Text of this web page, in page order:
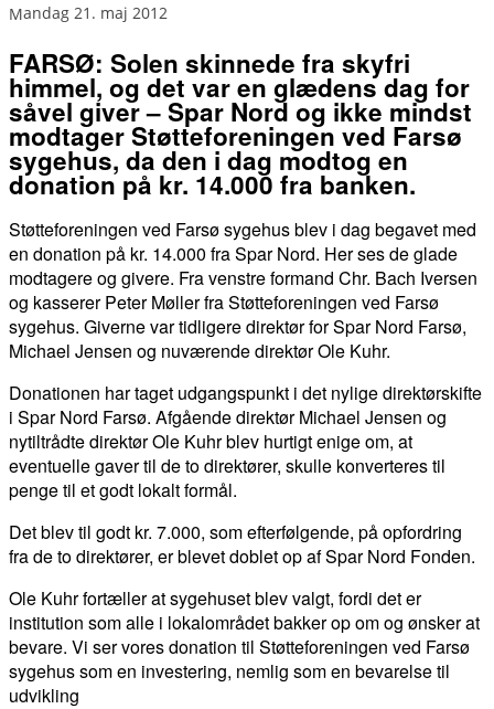
mandag 21. maj 2012
FARSØ: Solen skinnede fra skyfri
himmel, og det var en glædens dag for
såvel giver – Spar Nord og ikke mindst
modtager Støtteforeningen ved Farsø
sygehus, da den i dag modtog en
donation på kr. 14.000 fra banken.
Støtteforeningen ved Farsø sygehus blev i dag begavet med
en donation på kr. 14.000 fra Spar Nord. Her ses de glade
modtagere og givere. Fra venstre formand Chr. Bach Iversen
og kasserer Peter Møller fra Støtteforeningen ved Farsø
sygehus. Giverne var tidligere direktør for Spar Nord Farsø,
Michael Jensen og nuværende direktør Ole Kuhr.
Donationen har taget udgangspunkt i det nylige direktørskifte
i Spar Nord Farsø. Afgående direktør Michael Jensen og
nytiltrådte direktør Ole Kuhr blev hurtigt enige om, at
eventuelle gaver til de to direktører, skulle konverteres til
penge til et godt lokalt formål.
Det blev til godt kr. 7.000, som efterfølgende, på opfordring
fra de to direktører, er blevet doblet op af Spar Nord Fonden.
Ole Kuhr fortæller at sygehuset blev valgt, fordi det er
institution som alle i lokalområdet bakker op om og ønsker at
bevare. Vi ser vores donation til Støtteforeningen ved Farsø
sygehus som en investering, nemlig som en bevarelse til
udvikling